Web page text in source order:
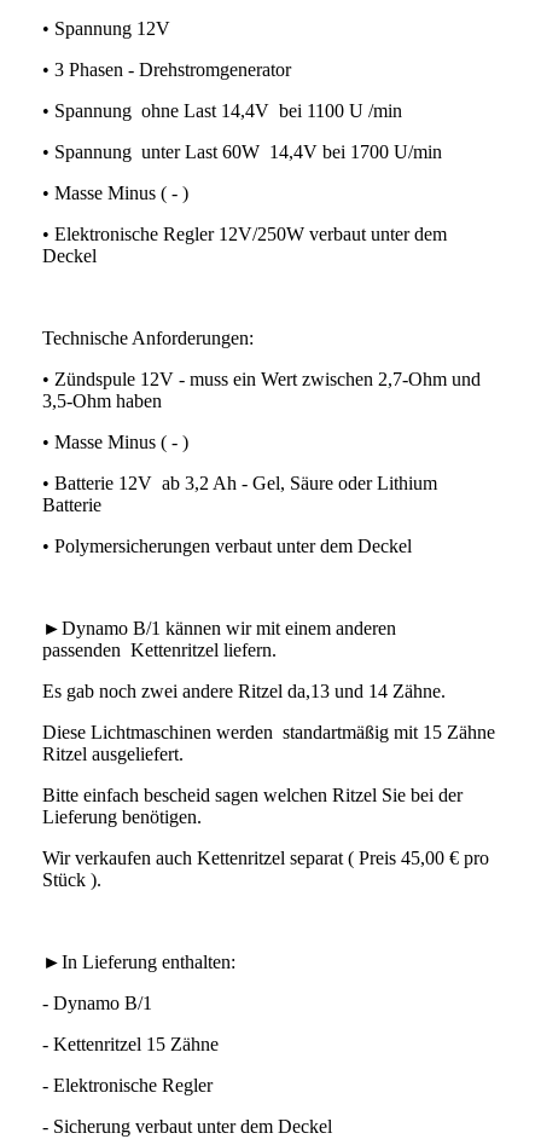
• Spannung 12V
• 3 Phasen - Drehstromgenerator
• Spannung ohne Last 14,4V bei 1100 U /min
• Spannung unter Last 60W 14,4V bei 1700 U/min
• Masse Minus ( - )
• Elektronische Regler 12V/250W verbaut unter dem
Deckel
Technische Anforderungen:
• Zündspule 12V - muss ein Wert zwischen 2,7-Ohm und
3,5-Ohm haben
• Masse Minus ( - )
• Batterie 12V ab 3,2 Ah - Gel, Säure oder Lithium
Batterie
• Polymersicherungen verbaut unter dem Deckel
►Dynamo B/1 kännen wir mit einem anderen
passenden Kettenritzel liefern.
Es gab noch zwei andere Ritzel da,13 und 14 Zähne.
Diese Lichtmaschinen werden standartmäßig mit 15 Zähne
Ritzel ausgeliefert.
Bitte einfach bescheid sagen welchen Ritzel Sie bei der
Lieferung benötigen.
Wir verkaufen auch Kettenritzel separat ( Preis 45,00 € pro
Stück ).
►In Lieferung enthalten:
- Dynamo B/1
- Kettenritzel 15 Zähne
- Elektronische Regler
- Sicherung verbaut unter dem Deckel